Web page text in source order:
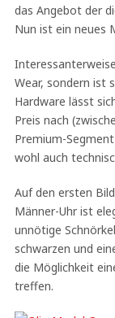
das Angebot der
Nun ist ein neues
Wear, sondern ist
Hardware lässt
Preis nach
Premium-
wohl auch
Auf den ersten
Männer-Uhr ist
unnötige
schwarzen und
die Möglichkeit
treffen.